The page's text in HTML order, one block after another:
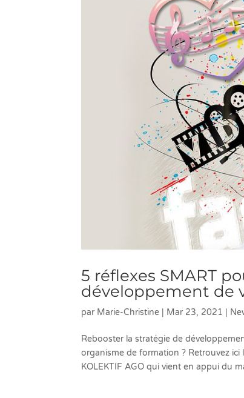
5 réflexes SMART
développement de
par Marie-Christine Mar 23, 2021
Rebooster la stratégie de
organisme de formation ? Retrouvez ici
KOLEKTIF AGO qui vient en appui du